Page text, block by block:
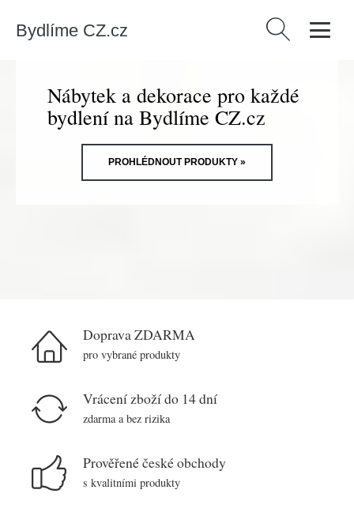
Bydlíme CZ.cz Vyhledávání
Nábytek a dekorace pro každé
bydlení na Bydlíme CZ.cz
PROHLÉDNOUT PRODUKTY »
Doprava ZDARMA
pro vybrané produkty
Vrácení zboží do 14 dní
zdarma a bez rizika
Prověřené české obchody
s kvalitními produkty